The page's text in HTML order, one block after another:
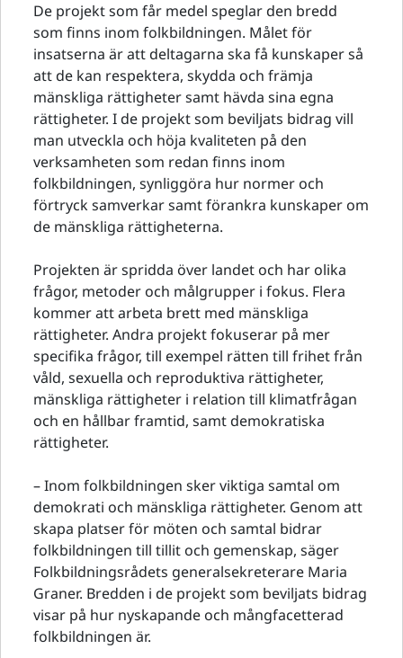
De projekt som får medel speglar den bredd
som finns inom folkbildningen. Målet för
insatserna är att deltagarna ska få kunskaper så
att de kan respektera, skydda och främja
mänskliga rättigheter samt hävda sina egna
rättigheter. I de projekt som beviljats bidrag vill
man utveckla och höja kvaliteten på den
verksamheten som redan finns inom
folkbildningen, synliggöra hur normer och
förtryck samverkar samt förankra kunskaper om
de mänskliga rättigheterna.
Projekten är spridda över landet och har olika
frågor, metoder och målgrupper i fokus. Flera
kommer att arbeta brett med mänskliga
rättigheter. Andra projekt fokuserar på mer
specifika frågor, till exempel rätten till frihet från
våld, sexuella och reproduktiva rättigheter,
mänskliga rättigheter i relation till klimatfrågan
och en hållbar framtid, samt demokratiska
rättigheter.
– Inom folkbildningen sker viktiga samtal om
demokrati och mänskliga rättigheter. Genom att
skapa platser för möten och samtal bidrar
folkbildningen till tillit och gemenskap, säger
Folkbildningsrådets generalsekreterare Maria
Graner. Bredden i de projekt som beviljats bidrag
visar på hur nyskapande och mångfacetterad
folkbildningen är.